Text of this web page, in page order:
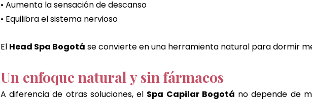
• Aumenta la sensación de descanso
• Equilibra el sistema nervioso
El Head Spa Bogotá se convierte en una herramienta natural para dormir
Un enfoque natural y sin fármacos
A diferencia de otras soluciones, el Spa Capilar Bogotá